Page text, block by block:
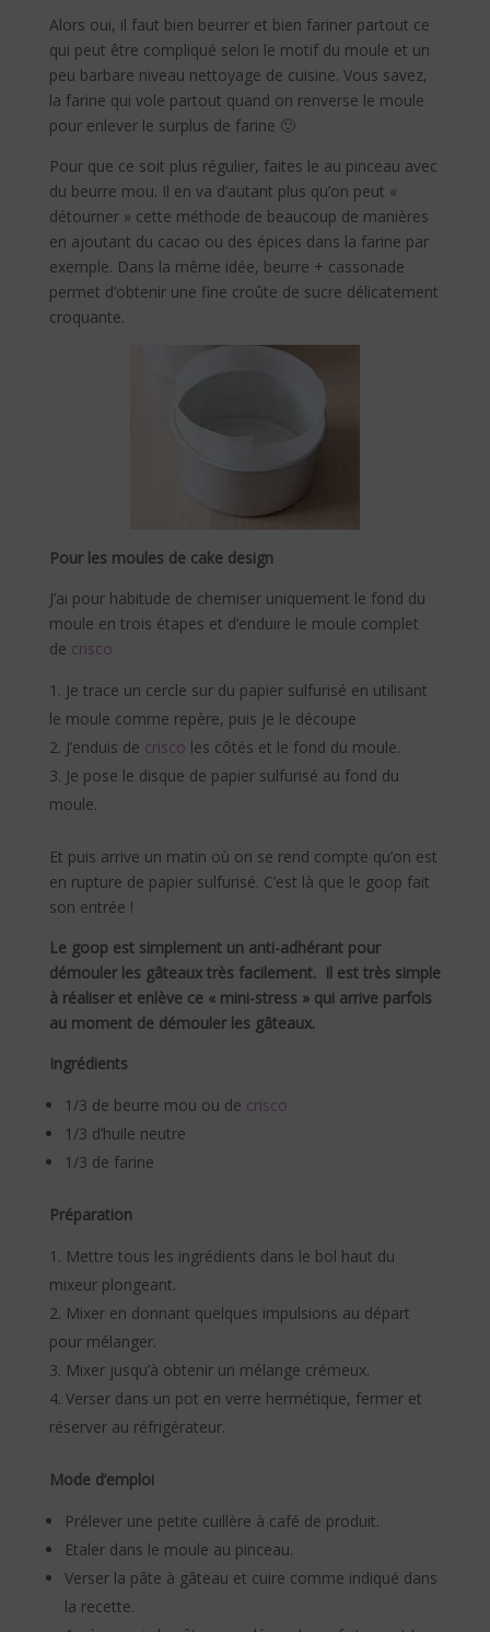
Alors oui, il faut bien beurrer et bien fariner partout ce
qui peut être compliqué selon le motif du moule et un
peu barbare niveau nettoyage de cuisine. Vous savez,
la farine qui vole partout quand on renverse le moule
pour enlever le surplus de farine 🙂
Pour que ce soit plus régulier, faites le au pinceau avec
du beurre mou. Il en va d’autant plus qu’on peut «
détourner » cette méthode de beaucoup de manières
en ajoutant du cacao ou des épices dans la farine par
exemple. Dans la même idée, beurre + cassonade
permet d’obtenir une fine croûte de sucre délicatement
croquante.
Pour les moules de cake design
J’ai pour habitude de chemiser uniquement le fond du
moule en trois étapes et d’enduire le moule complet
de crisco
Je trace un cercle sur du papier sulfurisé en utilisant
le moule comme repère, puis je le découpe
J’enduis de crisco les côtés et le fond du moule.
Je pose le disque de papier sulfurisé au fond du
moule.
Et puis arrive un matin où on se rend compte qu’on est
en rupture de papier sulfurisé. C’est là que le goop fait
son entrée !
Le goop est simplement un anti-adhérant pour
démouler les gâteaux très facilement. Il est très simple
à réaliser et enlève ce « mini-stress » qui arrive parfois
au moment de démouler les gâteaux.
Ingrédients
1/3 de beurre mou ou de crisco
1/3 d’huile neutre
1/3 de farine
Préparation
Mettre tous les ingrédients dans le bol haut du
mixeur plongeant.
Mixer en donnant quelques impulsions au départ
pour mélanger.
Mixer jusqu’à obtenir un mélange crémeux.
Verser dans un pot en verre hermétique, fermer et
réserver au réfrigérateur.
Mode d’emploi
Prélever une petite cuillère à café de produit.
Etaler dans le moule au pinceau.
Verser la pâte à gâteau et cuire comme indiqué dans
la recette.